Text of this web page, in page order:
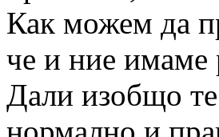
Как можем да
че и ние имаме
Дали изобщо